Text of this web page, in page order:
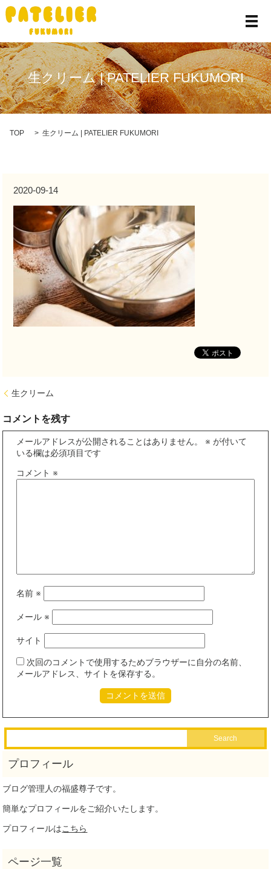
メ
生クリーム | PATELIER FUKUMORI
TOP 生クリーム | PATELIER FUKUMORI
2020-09-14
生クリーム
コメントを残す
メールアドレスが公開されることはありません。 ※ が付いて
いる欄は必須項目です
コメント ※
名前 ※
メール ※
サイト
次回のコメントで使用するためブラウザーに自分の名前、
メールアドレス、サイトを保存する。
ブログ管理人の福盛尊子です。
簡単なプロフィールをご紹介いたします。
プロフィールはこちら